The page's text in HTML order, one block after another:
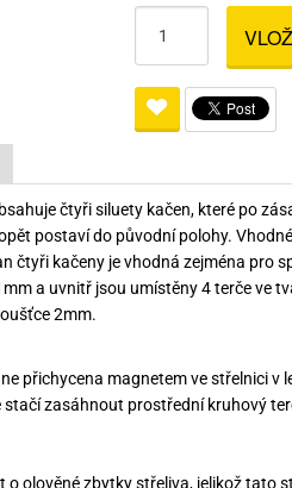
čtyři siluety kačen, které po
postaví do původní polohy.
čtyři kačeny je vhodná zejména pro
a uvnitř jsou umístěny 4 terče ve
2mm.
přichycena magnetem ve střelnici v
stačí zasáhnout prostřední kruhový
olověné zbytky střeliva, jelikož tato